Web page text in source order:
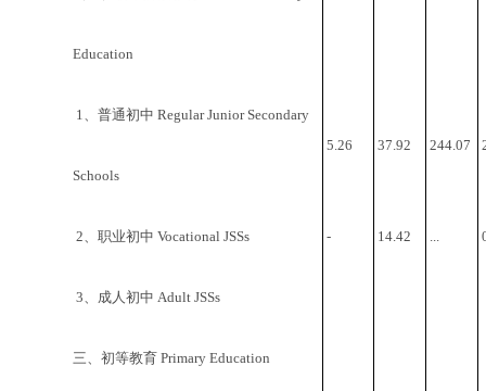
Education
1、普通初中 Regular Junior Secondary
Schools
5.26 37.92 244.07
2、职业初中 Vocational JSSs - 14.42 ...
3、成人初中 Adult JSSs
三、初等教育 Primary Education